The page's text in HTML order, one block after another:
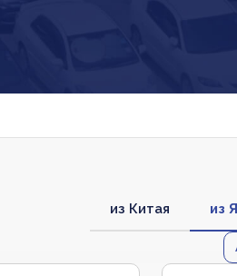
из Китая из